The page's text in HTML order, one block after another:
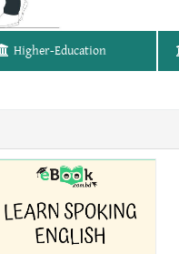
Higher-Education